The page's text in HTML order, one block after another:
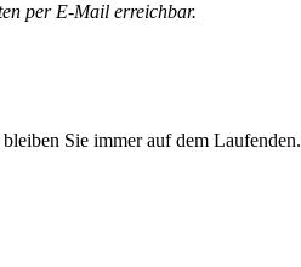
per E-Mail erreichbar.
Sie immer auf dem Laufenden.